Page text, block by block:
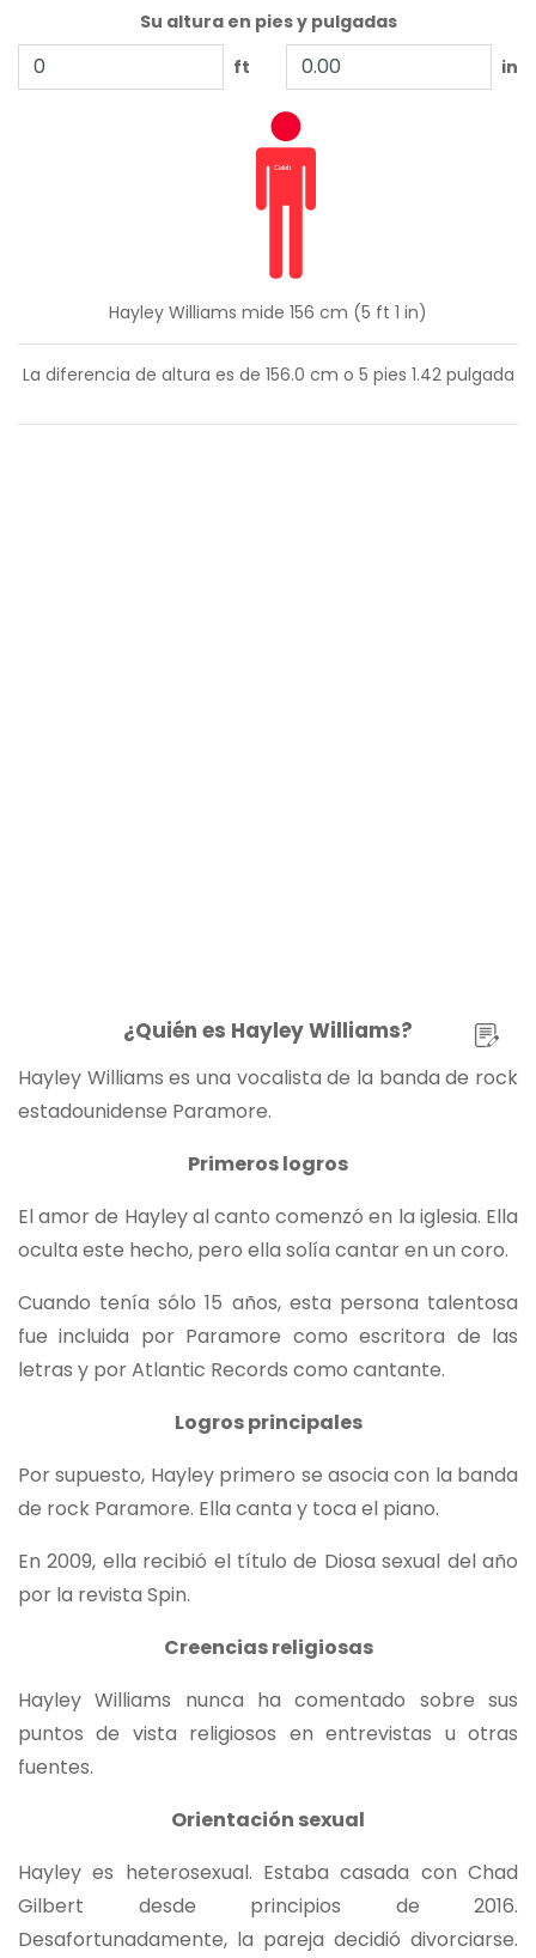
Su altura en pies y pulgadas
ft
in
Hayley Williams mide 156 cm (5 ft 1 in)
La diferencia de altura es de 156.0 cm o 5 pies 1.42pulgada
¿Quién es Hayley Williams?
Hayley Williams es una vocalista de la banda de rock
estadounidense Paramore.
Primeros logros
El amor de Hayley al canto comenzó en la iglesia. Ella
oculta este hecho, pero ella solía cantar en un coro.
Cuando tenía sólo 15 años, esta persona talentosa
fue incluida por Paramore como escritora de las
letras y por Atlantic Records como cantante.
Logros principales
Por supuesto, Hayley primero se asocia con la banda
de rock Paramore. Ella canta y toca el piano.
En 2009, ella recibió el título de Diosa sexual del año
por la revista Spin.
Creencias religiosas
Hayley Williams nunca ha comentado sobre sus
puntos de vista religiosos en entrevistas u otras
fuentes.
Orientación sexual
Hayley es heterosexual. Estaba casada con Chad
Gilbert desde principios de 2016.
Desafortunadamente, la pareja decidió divorciarse.